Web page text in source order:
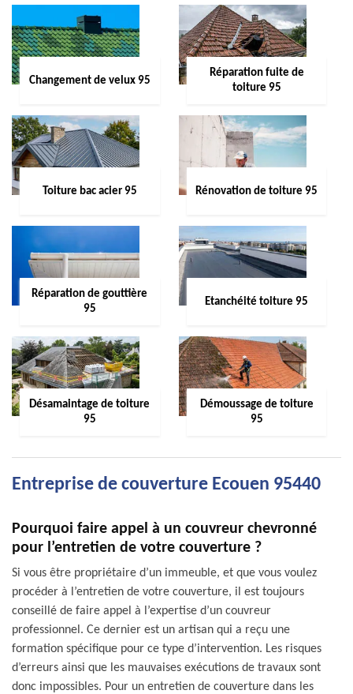
Changement de velux 95
Réparation fuite de
toiture 95
Toiture bac acier 95 Rénovation de toiture 95
Réparation de gouttière
95
Etanchéité toiture 95
Désamaintage de toiture
95
Démoussage de toiture
95
Entreprise de couverture Ecouen 95440
Pourquoi faire appel à un couvreur chevronné
pour l’entretien de votre couverture ?
Si vous être propriétaire d’un immeuble, et que vous voulez
procéder à l’entretien de votre couverture, il est toujours
conseillé de faire appel à l’expertise d’un couvreur
professionnel. Ce dernier est un artisan qui a reçu une
formation spécifique pour ce type d’intervention. Les risques
d’erreurs ainsi que les mauvaises exécutions de travaux sont
donc impossibles. Pour un entretien de couverture dans les